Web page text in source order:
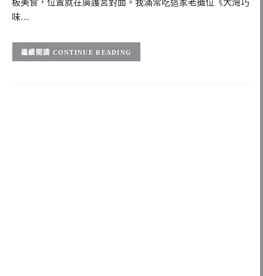
板美食，位置就在廣護宮對面。我滿常吃這家老攤位《大灣巧
味…
CONTINUE READING